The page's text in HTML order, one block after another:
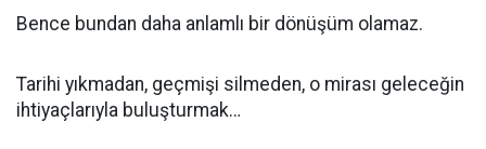
Bence bundan daha anlamlı bir dönüşüm olamaz.
Tarihi yıkmadan, geçmişi silmeden, o mirası geleceğin
ihtiyaçlarıyla buluşturmak…